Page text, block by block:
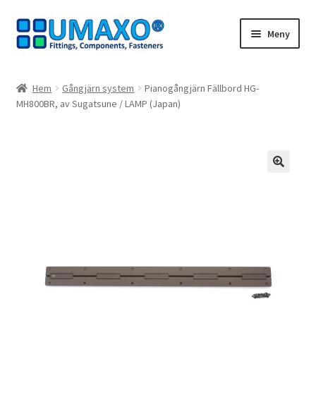
Hoppa
till
Hoppa
till
Meny
Avbeställning
Hem Gångjärn system
Pianogångjärn Fällbord HG-
MH800BR, av Sugatsune / LAMP (Japan)